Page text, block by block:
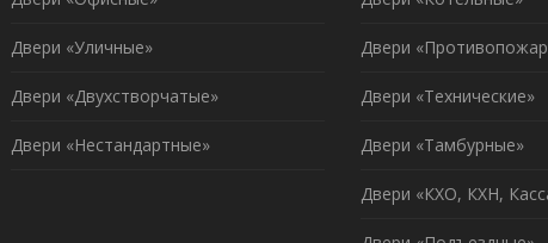
Двери «Уличные»
Двери «Двухстворчатые»
Двери «Нестандартные»
Двери
Двери «Технические»
Двери «Тамбурные»
Двери «КХО, КХН,